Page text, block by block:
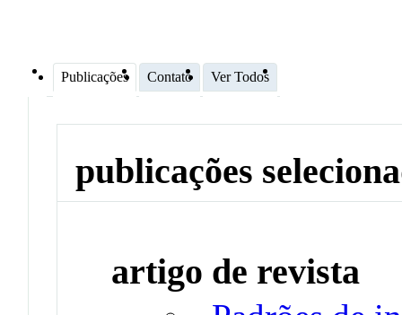
Publicações Contato Ver Todos
publicações
artigo de revista